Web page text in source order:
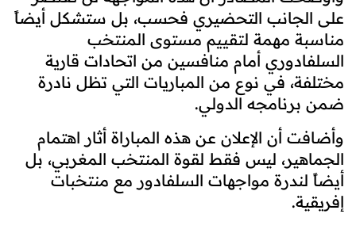
على الجانب التحضيري فحسب، بل ستشكل أيضاً
مناسبة مهمة لتقييم مستوى المنتخب
السلفادوري أمام منافسين من اتحادات قارية
مختلفة، في نوع من المباريات التي تظل نادرة
ضمن برنامجه الدولي.
وأضافت أن الإعلان عن هذه المباراة أثار اهتمام
الجماهير، ليس فقط لقوة المنتخب المغربي، بل
أيضاً لندرة مواجهات السلفادور مع منتخبات
إفريقية.